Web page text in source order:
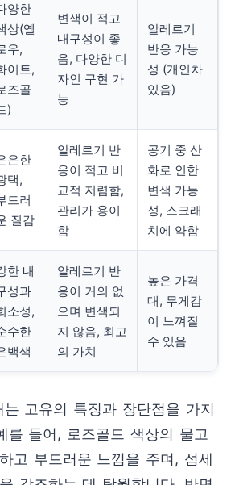
양한
상(옐
우,
이트,
즈골
)
변색이 적고
내구성이 좋
음, 다양한 디
자인 구현 가
능
알레르기
반응 가능
성 (개인차
있음)
은한
택,
드러
질감
알레르기 반
응이 적고 비
교적 저렴함,
관리가 용이
함
공기 중 산
화로 인한
변색 가능
성, 스크래
치에 약함
한 내
성과
소성,
수한
백색
알레르기 반
응이 거의 없
으며 변색되
지 않음, 최고
의 가치
높은 가격
대, 무게감
이 느껴질
수 있음
고유의 특징과 장단점을 가지
를 들어, 로즈골드 색상의 물고
고 부드러운 느낌을 주며, 섬세